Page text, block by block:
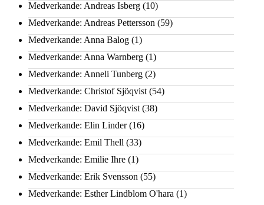
Medverkande: Andreas Isberg (10)
Medverkande: Andreas Pettersson (59)
Medverkande: Anna Balog (1)
Medverkande: Anna Warnberg (1)
Medverkande: Anneli Tunberg (2)
Medverkande: Christof Sjöqvist (54)
Medverkande: David Sjöqvist (38)
Medverkande: Elin Linder(16)
Medverkande: Emil Thell (33)
Medverkande: Emilie Ihre (1)
Medverkande: Erik Svensson (55)
Medverkande: Esther Lindblom O'hara (1)